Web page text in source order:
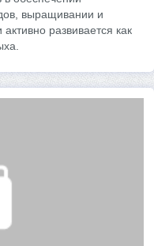
выращивании и
развивается как